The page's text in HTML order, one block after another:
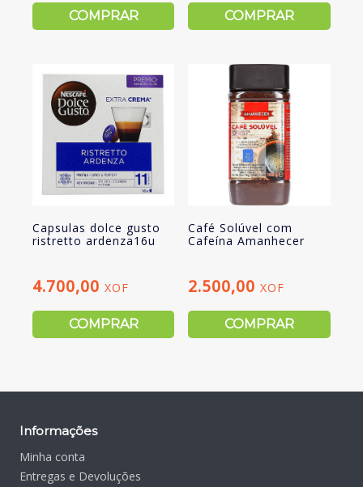
COMPRAR COMPRAR
Capsulas dolce gusto
ristretto ardenza16u
4.700,00 XOF
COMPRAR
Café Solúvel com
Cafeína Amanhecer
2.500,00XOF
COMPRAR
Informações
Minha conta
Entregas e Devoluções